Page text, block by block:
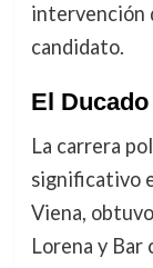
intervención
candidato.
El
La carrera
significativo
Viena,
Lorena y Bar